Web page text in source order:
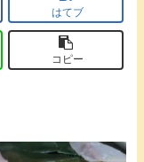
はてブ
コピー